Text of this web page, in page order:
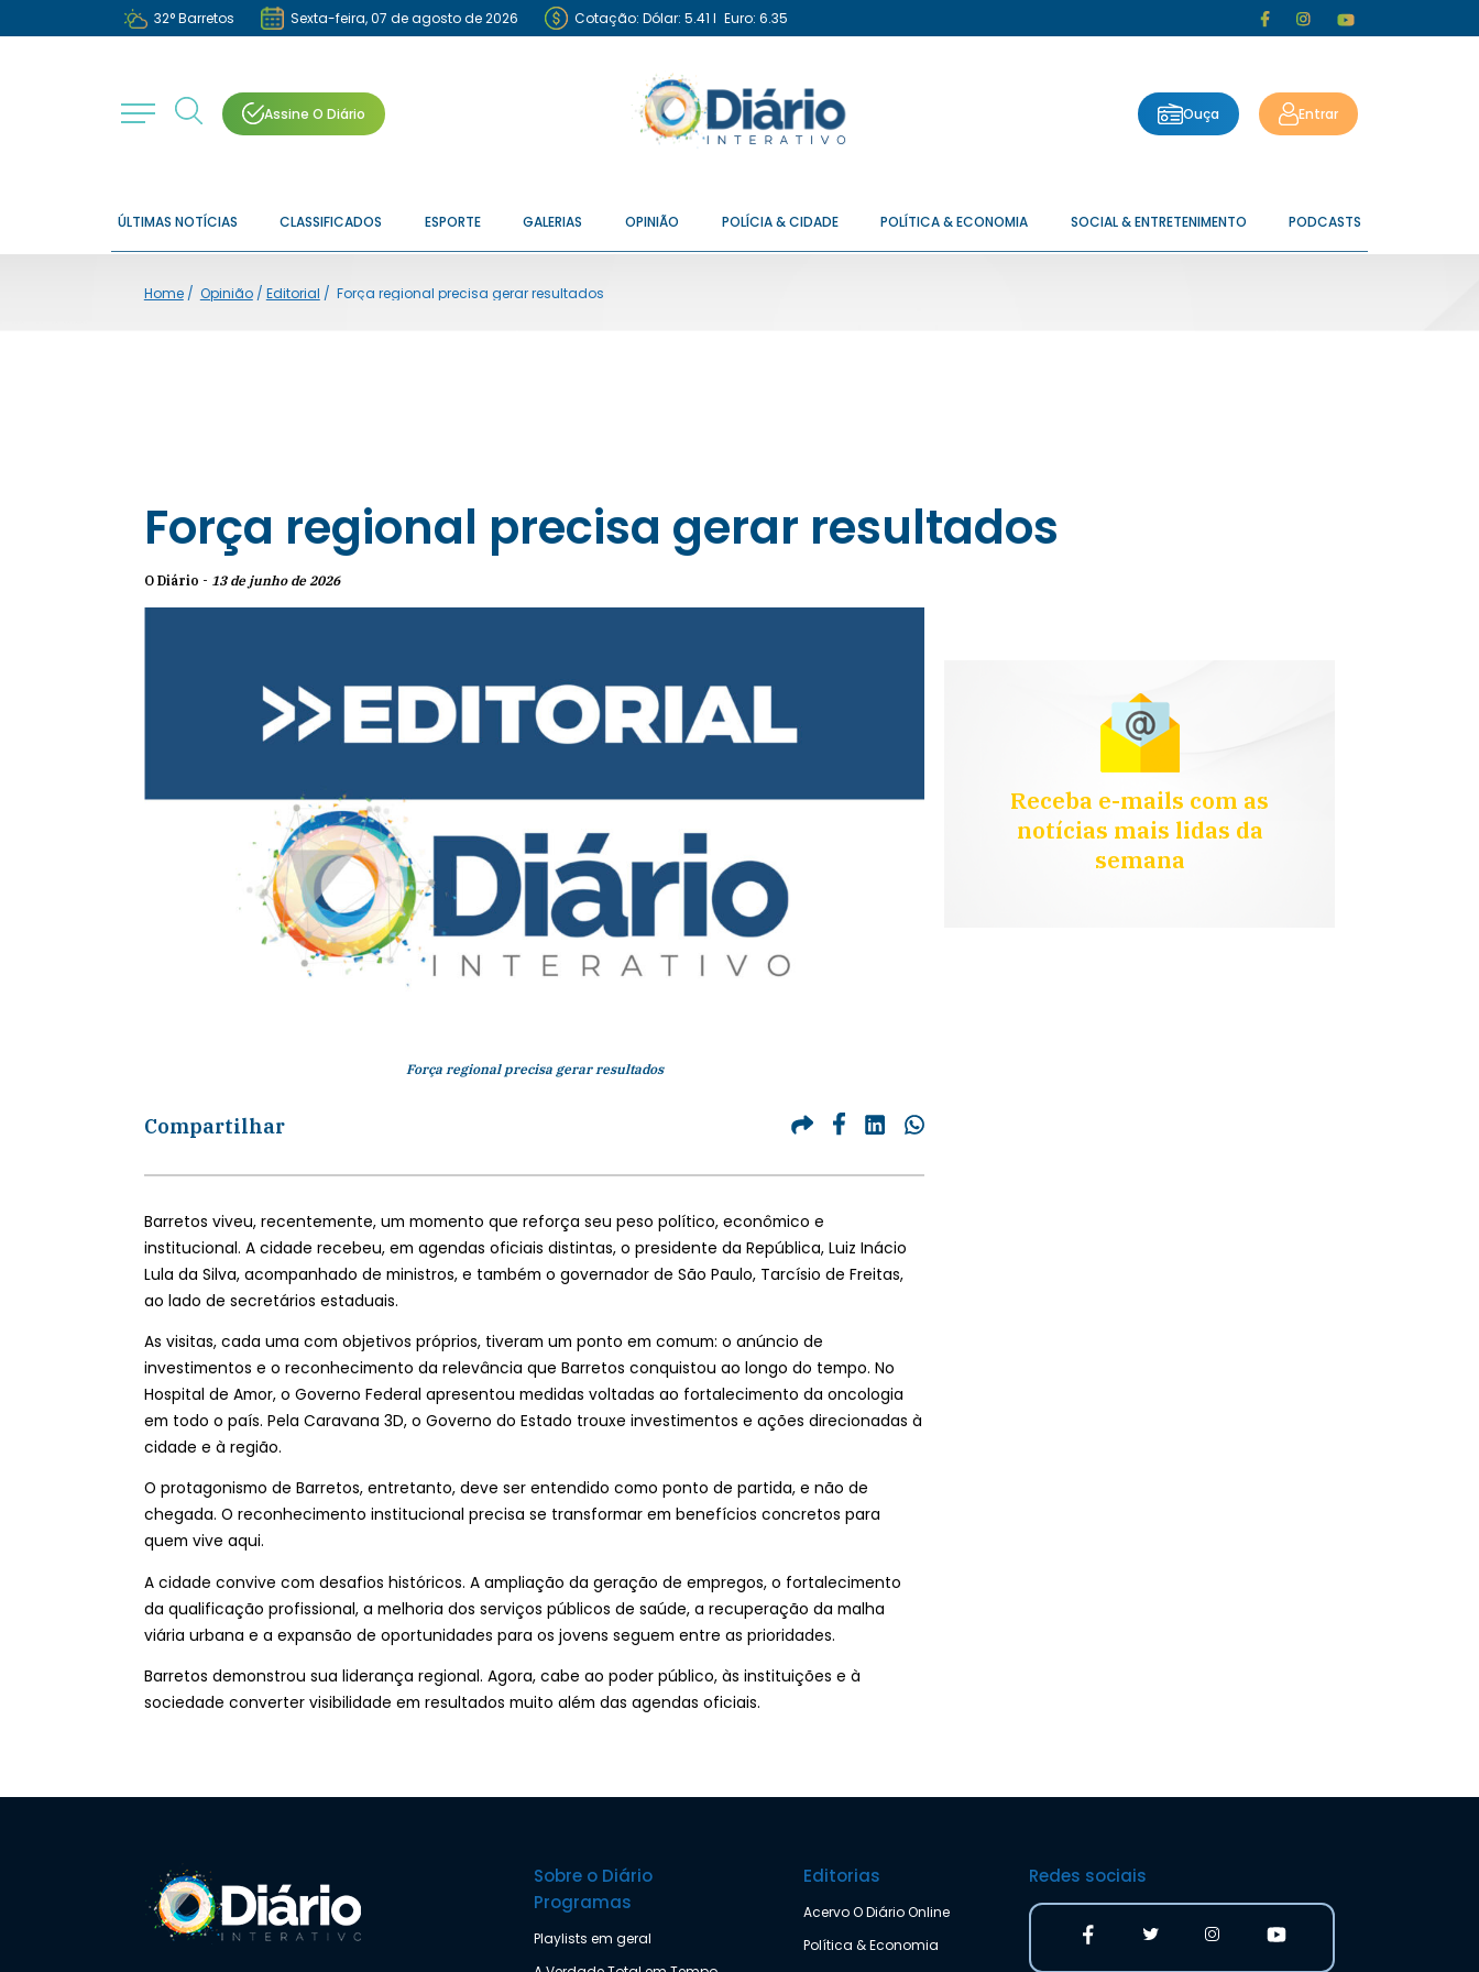
32°Barretos Sexta-feira, 07 de agosto de 2026 Cotação: Dólar: 5.41 I Euro: 6.35
Assine O Diário Ouça Entrar
ÚLTIMAS NOTÍCIAS CLASSIFICADOS ESPORTE GALERIAS OPINIÃO POLÍCIA & CIDADE POLÍTICA & ECONOMIA SOCIAL & ENTRETENIMENTO PODCASTS
Home/ Opinião/ Editorial / Força regional precisa gerar resultados
Força regional precisa gerar resultados
O Diário - 13 de junho de 2026
Força regional precisa gerar resultados
Compartilhar
Barretos viveu, recentemente, um momento que reforça seu peso político, econômico e
institucional. A cidade recebeu, em agendas oficiais distintas, o presidente da República, Luiz Inácio
Lula da Silva, acompanhado de ministros, e também o governador de São Paulo, Tarcísio de Freitas,
ao lado de secretários estaduais.
As visitas, cada uma com objetivos próprios, tiveram um ponto em comum: o anúncio de
investimentos e o reconhecimento da relevância que Barretos conquistou ao longo do tempo. No
Hospital de Amor, o Governo Federal apresentou medidas voltadas ao fortalecimento da oncologia
em todo o país. Pela Caravana 3D, o Governo do Estado trouxe investimentos e ações direcionadas à
cidade e à região.
O protagonismo de Barretos, entretanto, deve ser entendido como ponto de partida, e não de
chegada. O reconhecimento institucional precisa se transformar em benefícios concretos para
quem vive aqui.
A cidade convive com desafios históricos. A ampliação da geração de empregos, o fortalecimento
da qualificação profissional, a melhoria dos serviços públicos de saúde, a recuperação da malha
viária urbana e a expansão de oportunidades para os jovens seguem entre as prioridades.
Barretos demonstrou sua liderança regional. Agora, cabe ao poder público, às instituições e à
sociedade converter visibilidade em resultados muito além das agendas oficiais.
Receba e-mails com as
notícias mais lidas da
semana
Sobre o Diário
Programas
Playlists em geral
Editorias
Acervo O Diário Online
Política & Economia
Redes sociais